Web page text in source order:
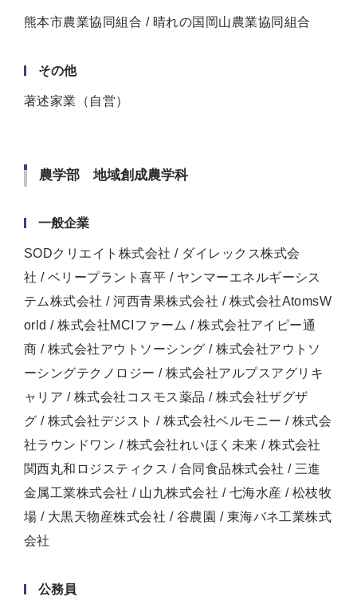
熊本市農業協同組合 / 晴れの国岡山農業協同組合
その他
著述家業（自営）
農学部 地域創成農学科
一般企業
SODクリエイト株式会社 / ダイレックス株式会
社 / ベリープラント喜平 / ヤンマーエネルギーシス
テム株式会社 / 河西青果株式会社 / 株式会社AtomsW
orld / 株式会社MCIファーム / 株式会社アイピー通
商 / 株式会社アウトソーシング / 株式会社アウトソ
ーシングテクノロジー / 株式会社アルプスアグリキ
ャリア / 株式会社コスモス薬品 / 株式会社ザグザ
グ / 株式会社デジスト / 株式会社ベルモニー / 株式会
社ラウンドワン / 株式会社れいほく未来 / 株式会社
関西丸和ロジスティクス / 合同食品株式会社 / 三進
金属工業株式会社 / 山九株式会社 / 七海水産 / 松枝牧
場 / 大黒天物産株式会社 / 谷農園 / 東海バネ工業株式
会社
公務員